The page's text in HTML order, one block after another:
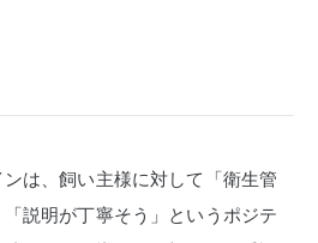
は、飼い主様に対して「衛生管
説明が丁寧そう」というポジテ